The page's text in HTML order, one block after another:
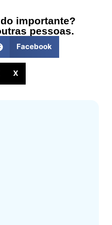
importante?
pessoas.
Facebook
X